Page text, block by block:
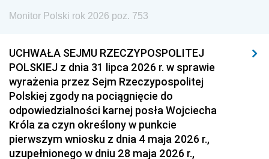
Monitor Polski rok 2026 poz. 753
UCHWAŁA SEJMU RZECZYPOSPOLITEJ
POLSKIEJ z dnia 31 lipca 2026 r. w sprawie
wyrażenia przez Sejm Rzeczypospolitej
Polskiej zgody na pociągnięcie do
odpowiedzialności karnej posła Wojciecha
Króla za czyn określony w punkcie
pierwszym wniosku z dnia 4 maja 2026 r.,
uzupełnionego w dniu 28 maja 2026 r.,